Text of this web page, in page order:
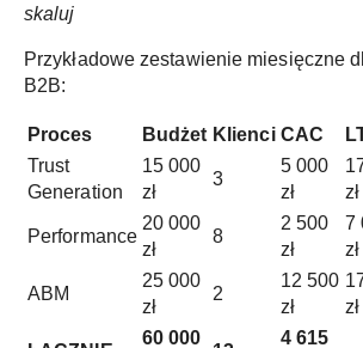
skaluj
Przykładowe zestawienie miesięczne
B2B:
Proces Budżet Klienci CAC
Trust
Generation
15 000
zł
3
5 000
zł
zł
Performance
20 000
zł
8
2 500
zł
7
zł
ABM
25 000
zł
2
12 500
zł
zł
60 000
4 615